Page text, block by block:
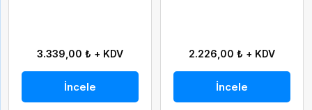
3.339,00 ₺ + KDV
İncele
2.226,00 ₺ + KDV
İncele